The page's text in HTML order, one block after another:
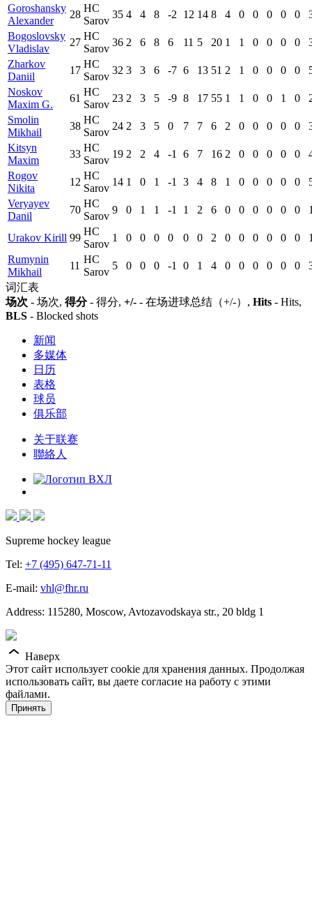
Goroshansky
Alexander
28
HC
Sarov
35 4 4 8 -2 12 14 8 4 0 0 0 0 0
Bogoslovsky
Vladislav
27
HC
Sarov
36 2 6 8 6 11 5 20 1 1 0 0 0 0
Zharkov
Daniil
17
HC
Sarov
32 3 3 6 -7 6 13 51 2 1 0 0 0 0
Noskov
Maxim G.
61
HC
Sarov
23 2 3 5 -9 8 17 55 1 1 0 0 1 0
Smolin
Mikhail
38
HC
Sarov
24 2 3 5 0 7 7 6 2 0 0 0 0 0
Kitsyn
Maxim
33
HC
Sarov
19 2 2 4 -1 6 7 16 2 0 0 0 0 0
Rogov
Nikita
12
HC
Sarov
14 1 0 1 -1 3 4 8 1 0 0 0 0 0
Veryayev
Danil
70
HC
Sarov
9 0 1 1 -1 1 2 6 0 0 0 0 0 0
Urakov Kirill 99
HC
Sarov
1 0 0 0 0 0 0 2 0 0 0 0 0 0
Rumynin
Mikhail
11
HC
Sarov
5 0 0 0 -1 0 1 4 0 0 0 0 0 0
词汇表
场次 - 场次, 得分- 得分, +/- - 在场进球总结（+/-）, Hits - Hits,
BLS - Blocked shots
新闻
多媒体
日历
表格
球员
俱乐部
关于联赛
聯絡人
Supreme hockey league
Tel: +7 (495) 647-71-11
E-mail: vhl@fhr.ru
Address: 115280, Moscow, Avtozavodskaya str., 20 bldg 1
Наверх
Этот сайт использует cookie для хранения данных. Продолжая
использовать сайт, вы даете согласие на работу с этими
файлами.
Принять